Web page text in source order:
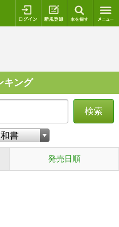
ログイン 新規登録
キング
検索
発売日順